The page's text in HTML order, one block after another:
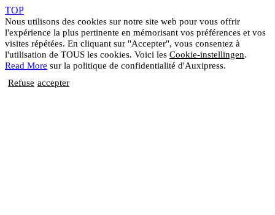
TOP
Nous utilisons des cookies sur notre site web pour vous offrir
l'expérience la plus pertinente en mémorisant vos préférences et vos
visites répétées. En cliquant sur "Accepter", vous consentez à
l'utilisation de TOUS les cookies. Voici les Cookie-instellingen.
Read More sur la politique de confidentialité d'Auxipress.
Refuse accepter